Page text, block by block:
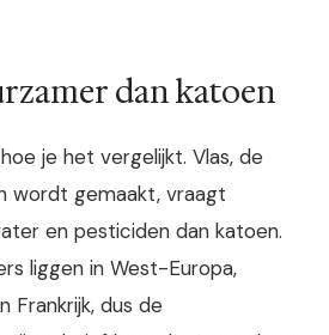
dan katoen
je het vergelijkt. Vlas, de
wordt gemaakt, vraagt
en pesticiden dan katoen.
liggen in West-Europa,
Frankrijk, dus de